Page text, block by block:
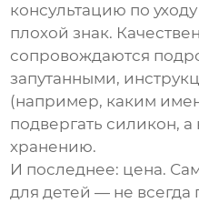
консультацию по
плохой знак.
сопровождаются
запутанными,
(например, каким
подвергать силикон, а
хранению.
И последнее: цена.
для детей — не всегда